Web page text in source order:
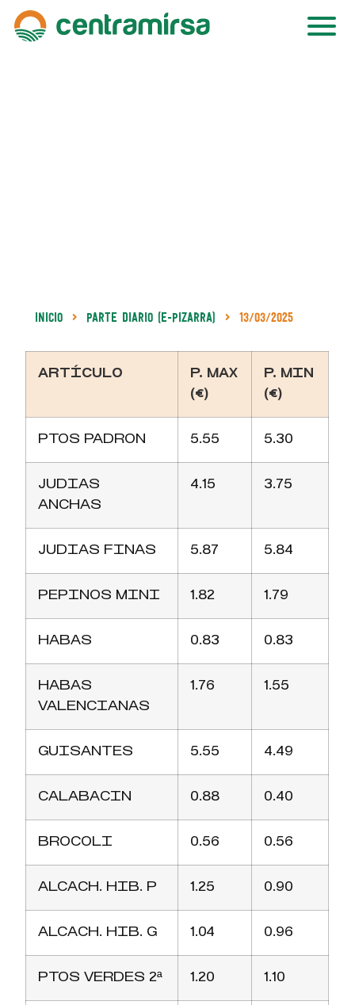
Inicio Parte Diario (e-Pizarra) 13/03/2025
ARTÍCULO
P. MAX
(€)
P. MIN
(€)
PTOS PADRON 5.55 5.30
JUDIAS
ANCHAS
4.15 3.75
JUDIAS FINAS 5.87 5.84
PEPINOS MINI 1.82 1.79
HABAS 0.83 0.83
HABAS
VALENCIANAS
1.76 1.55
GUISANTES 5.55 4.49
CALABACIN 0.88 0.40
BROCOLI 0.56 0.56
ALCACH. HIB. P 1.25 0.90
ALCACH. HIB. G 1.04 0.96
PTOS VERDES 2ª 1.20 1.10